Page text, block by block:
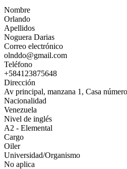
Nombre
Orlando
Apellidos
Noguera Darias
Correo electrónico
olnddo@gmail.com
Teléfono
+584123875648
Dirección
Av principal, manzana 1, Casa
Nacionalidad
Venezuela
Nivel de inglés
A2 - Elemental
Cargo
Oiler
Universidad/Organismo
No aplica